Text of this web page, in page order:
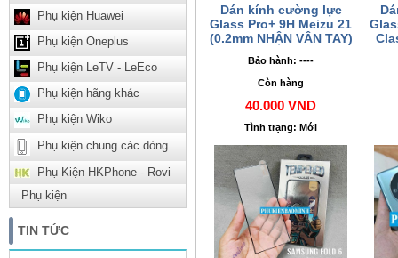
Phụ kiện Huawei
Phụ kiện Oneplus
Phụ kiện LeTV - LeEco
Phụ kiện hãng khác
Phụ kiện Wiko
Phụ kiện chung các dòng
Phụ Kiện HKPhone - Rovi
Phụ kiện
TIN TỨC
Dán kính cường lực
Glass Pro+ 9H Meizu 21
(0.2mm NHẬN VÂN TAY)
Bảo hành: ----
Còn hàng
40.000 VND
Tình trạng: Mới